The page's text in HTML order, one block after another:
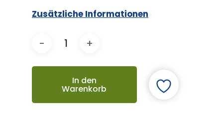
Zusätzliche Informationen
In den
Warenkorb